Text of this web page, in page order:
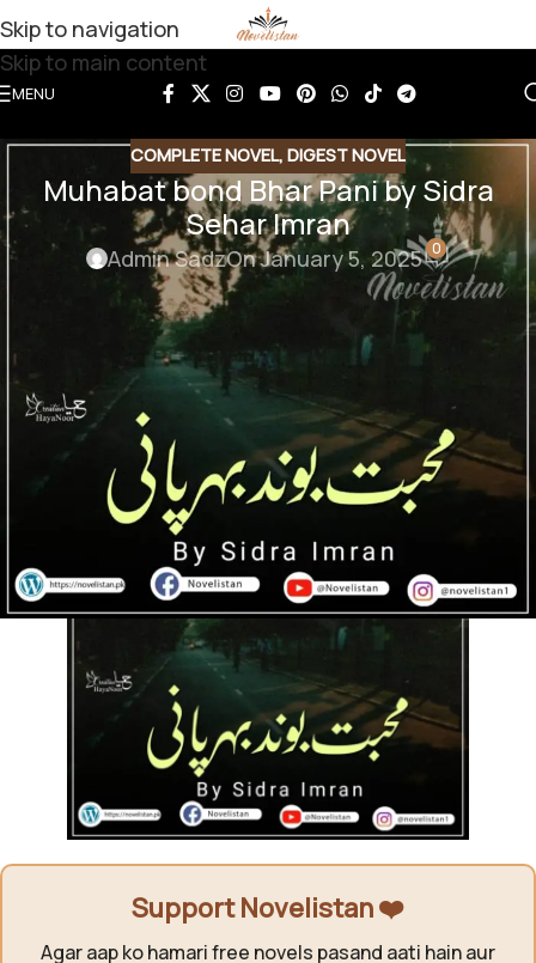
Skip to navigation
Skip to main content
MENU
COMPLETE NOVEL, DIGEST NOVEL
Muhabat bond Bhar Pani by Sidra
Sehar Imran
Admin SadzOn January 5, 2025 0
Muhabat bond Bhar Pani by Sidra Sehar
Imran
Download Link
Support Novelistan ❤️
Agar aap ko hamari free novels pasand aati hain aur